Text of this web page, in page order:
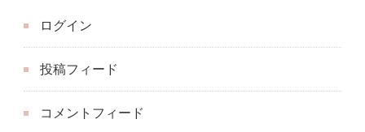
ログイン
投稿フィード
コメントフィード